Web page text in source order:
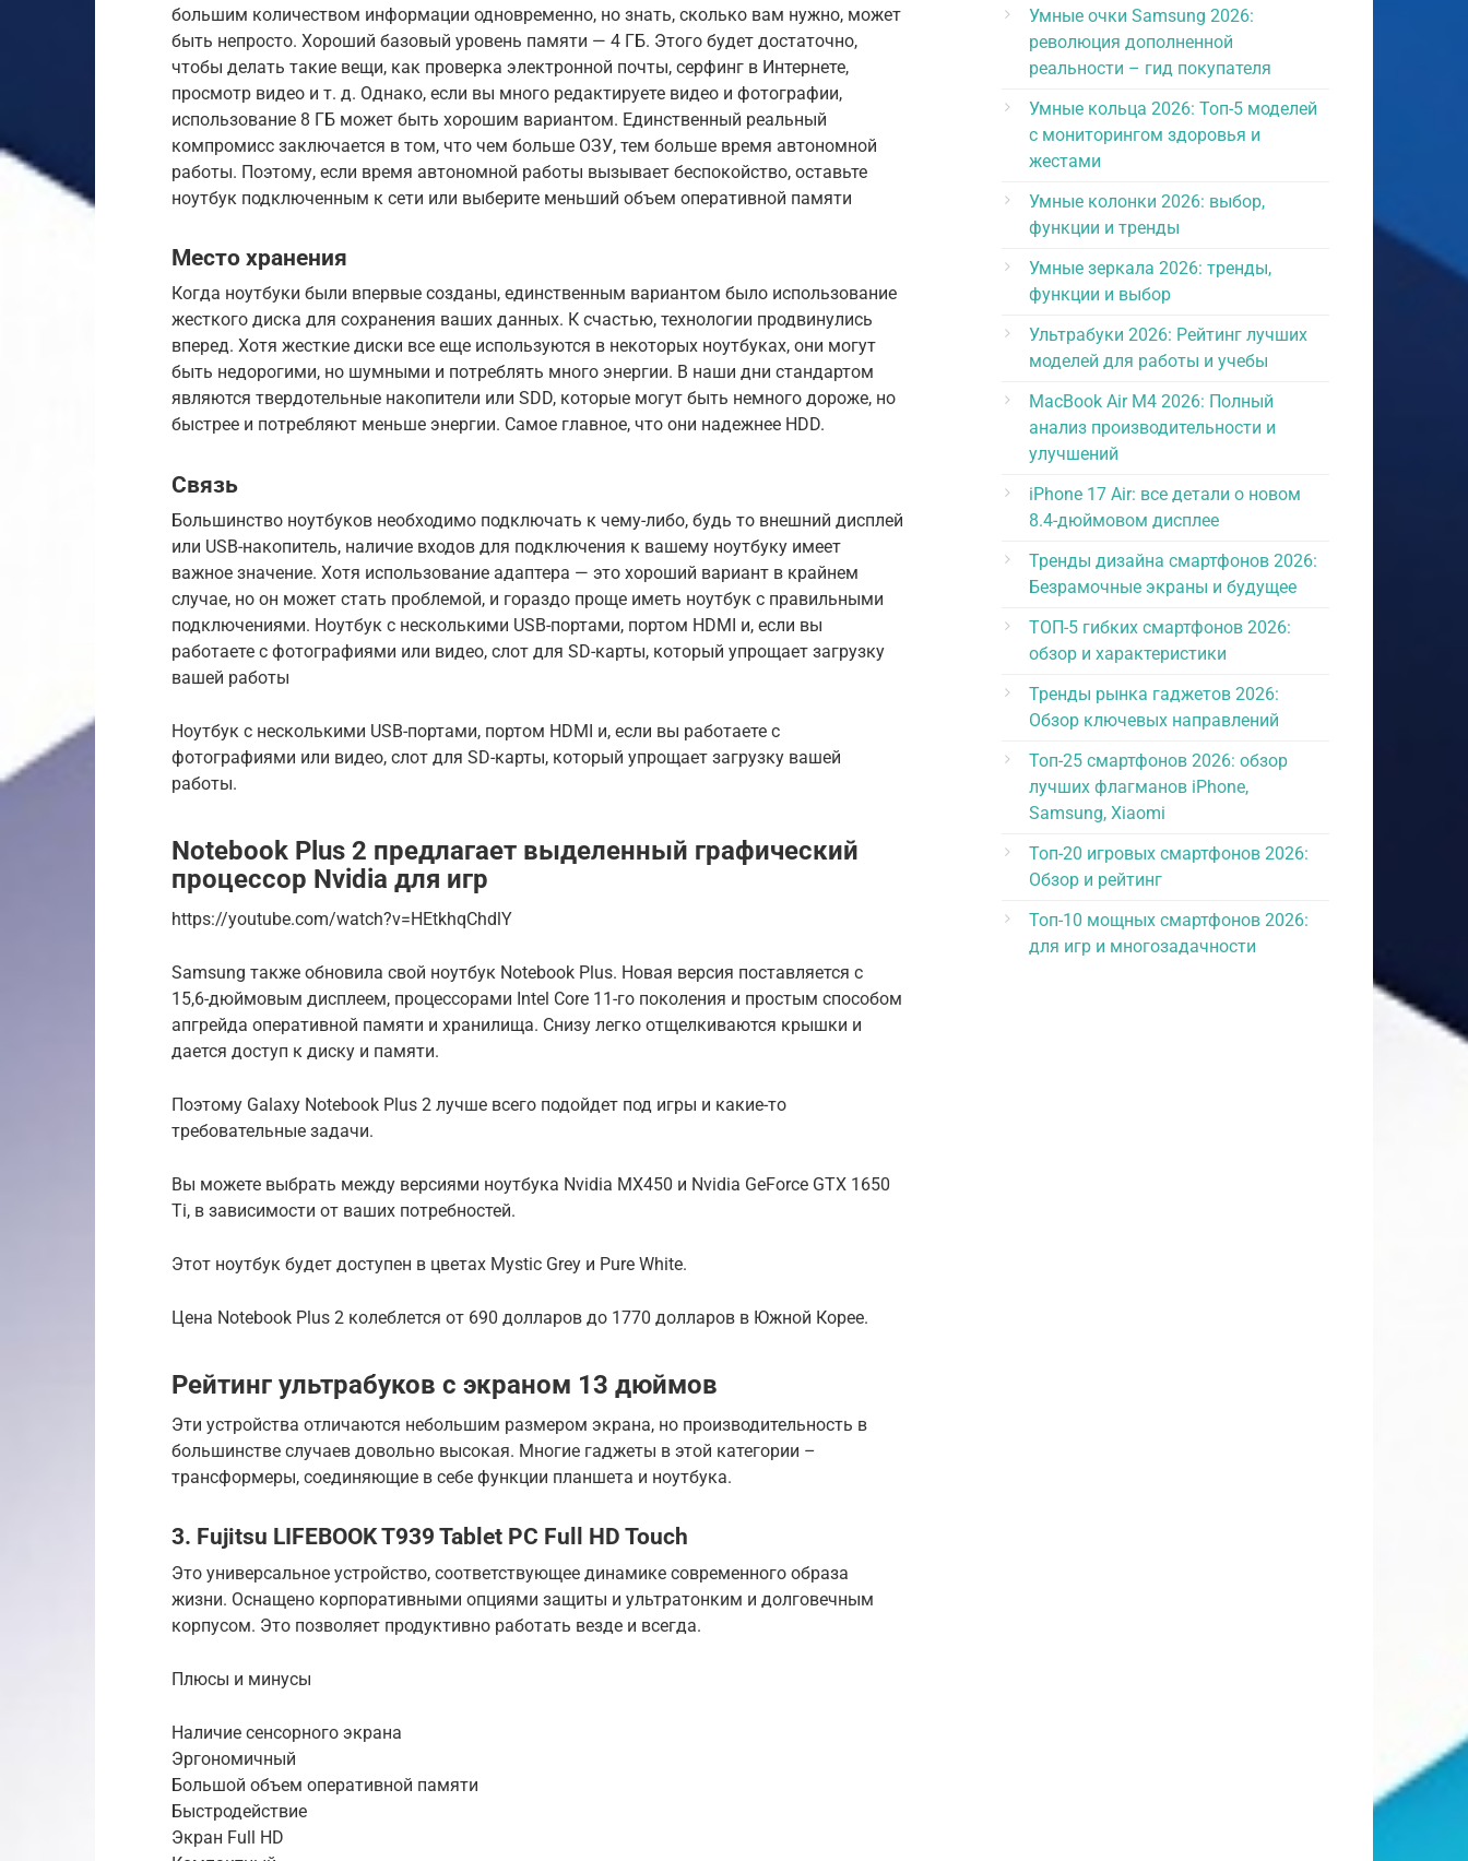
большим количеством информации одновременно, но знать, сколько вам нужно, может
быть непросто. Хороший базовый уровень памяти — 4 ГБ. Этого будет достаточно,
чтобы делать такие вещи, как проверка электронной почты, серфинг в Интернете,
просмотр видео и т. д. Однако, если вы много редактируете видео и фотографии,
использование 8 ГБ может быть хорошим вариантом. Единственный реальный
компромисс заключается в том, что чем больше ОЗУ, тем больше время автономной
работы. Поэтому, если время автономной работы вызывает беспокойство, оставьте
ноутбук подключенным к сети или выберите меньший объем оперативной памяти
Место хранения
Когда ноутбуки были впервые созданы, единственным вариантом было использование
жесткого диска для сохранения ваших данных. К счастью, технологии продвинулись
вперед. Хотя жесткие диски все еще используются в некоторых ноутбуках, они могут
быть недорогими, но шумными и потреблять много энергии. В наши дни стандартом
являются твердотельные накопители или SDD, которые могут быть немного дороже, но
быстрее и потребляют меньше энергии. Самое главное, что они надежнее HDD.
Связь
Большинство ноутбуков необходимо подключать к чему-либо, будь то внешний дисплей
или USB-накопитель, наличие входов для подключения к вашему ноутбуку имеет
важное значение. Хотя использование адаптера — это хороший вариант в крайнем
случае, но он может стать проблемой, и гораздо проще иметь ноутбук с правильными
подключениями. Ноутбук с несколькими USB-портами, портом HDMI и, если вы
работаете с фотографиями или видео, слот для SD-карты, который упрощает загрузку
вашей работы
Ноутбук с несколькими USB-портами, портом HDMI и, если вы работаете с
фотографиями или видео, слот для SD-карты, который упрощает загрузку вашей
работы.
Notebook Plus 2 предлагает выделенный графический
процессор Nvidia для игр
https://youtube.com/watch?v=HEtkhqChdlY
Samsung также обновила свой ноутбук Notebook Plus. Новая версия поставляется с
15,6-дюймовым дисплеем, процессорами Intel Core 11-го поколения и простым способом
апгрейда оперативной памяти и хранилища. Снизу легко отщелкиваются крышки и
дается доступ к диску и памяти.
Поэтому Galaxy Notebook Plus 2 лучше всего подойдет под игры и какие-то
требовательные задачи.
Вы можете выбрать между версиями ноутбука Nvidia MX450 и Nvidia GeForce GTX 1650
Ti, в зависимости от ваших потребностей.
Этот ноутбук будет доступен в цветах Mystic Grey и Pure White.
Цена Notebook Plus 2 колеблется от 690 долларов до 1770 долларов в Южной Корее.
Рейтинг ультрабуков с экраном 13 дюймов
Эти устройства отличаются небольшим размером экрана, но производительность в
большинстве случаев довольно высокая. Многие гаджеты в этой категории –
трансформеры, соединяющие в себе функции планшета и ноутбука.
3. Fujitsu LIFEBOOK T939 Tablet PC Full HD Touch
Это универсальное устройство, соответствующее динамике современного образа
жизни. Оснащено корпоративными опциями защиты и ультратонким и долговечным
корпусом. Это позволяет продуктивно работать везде и всегда.
Плюсы и минусы
Наличие сенсорного экрана
Эргономичный
Большой объем оперативной памяти
Быстродействие
Экран Full HD
Умные очки Samsung 2026:
революция дополненной
реальности – гид покупателя
Умные кольца 2026: Топ-5 моделей
с мониторингом здоровья и
жестами
Умные колонки 2026: выбор,
функции и тренды
Умные зеркала 2026: тренды,
функции и выбор
Ультрабуки 2026: Рейтинг лучших
моделей для работы и учебы
MacBook Air M4 2026: Полный
анализ производительности и
улучшений
iPhone 17 Air: все детали о новом
8.4-дюймовом дисплее
Тренды дизайна смартфонов 2026:
Безрамочные экраны и будущее
ТОП-5 гибких смартфонов 2026:
обзор и характеристики
Тренды рынка гаджетов 2026:
Обзор ключевых направлений
Топ-25 смартфонов 2026: обзор
лучших флагманов iPhone,
Samsung, Xiaomi
Топ-20 игровых смартфонов 2026:
Обзор и рейтинг
Топ-10 мощных смартфонов 2026:
для игр и многозадачности